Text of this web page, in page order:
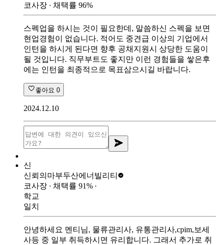
코사장 ∙ 채택률 96%
스펙업을 하시는 것이 필요한데, 말씀하신 스펙을 보면
현업경험이 없습니다. 적어도 중견급 이상의 기업에서
인턴을 하시게 된다면 향후 공채지원시 상당한 도움이
될 것입니다. 직무부트도 좋지만 이런 경험들을 쌓은후
에는 인턴을 최종적으로 목표삼으시길 바랍니다.
좋아요 0
2024.12.10
신
신뢰의마부두산에너빌리티
코사장 ∙ 채택률 91% ∙
학교
일치
안녕하세요 멘티님, 물류관리사, 유통관리사,cpim,보세
사등 중 일부 취득하시면 유리합니다. 그래서 추가로 취